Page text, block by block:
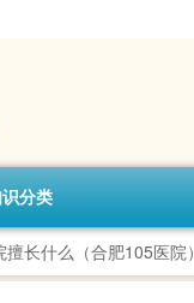
分类
长什么（合肥105医院）